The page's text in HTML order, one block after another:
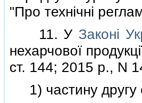
"Про технiчнi
11. У Законi
нехарчової
ст. 144; 2015 р., N
1) частину другу